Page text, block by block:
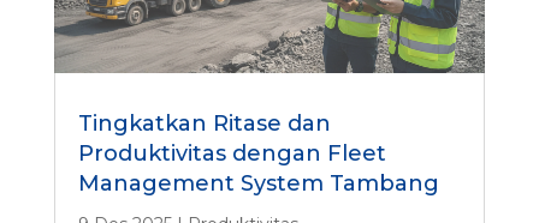
Tingkatkan Ritase dan
Produktivitas dengan Fleet
Management System Tambang